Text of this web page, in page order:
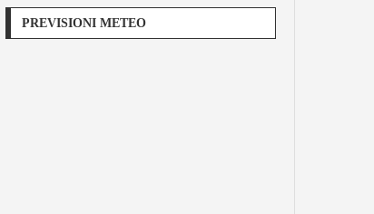
PREVISIONI METEO